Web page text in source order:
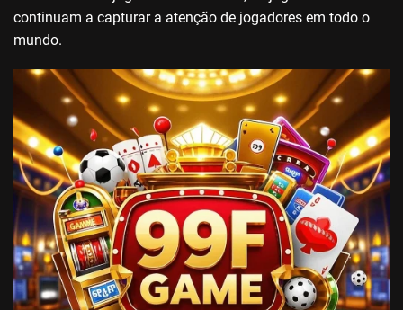
continuam a capturar a atenção de jogadores em todo o
mundo.